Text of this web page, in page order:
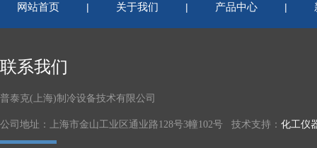
网站首页 | 关于我们 | 产品中心 |
联系我们
普泰克(上海)制冷设备技术有限公司
公司地址：上海市金山工业区通业路128号3幢102号 技术支持： 化工仪